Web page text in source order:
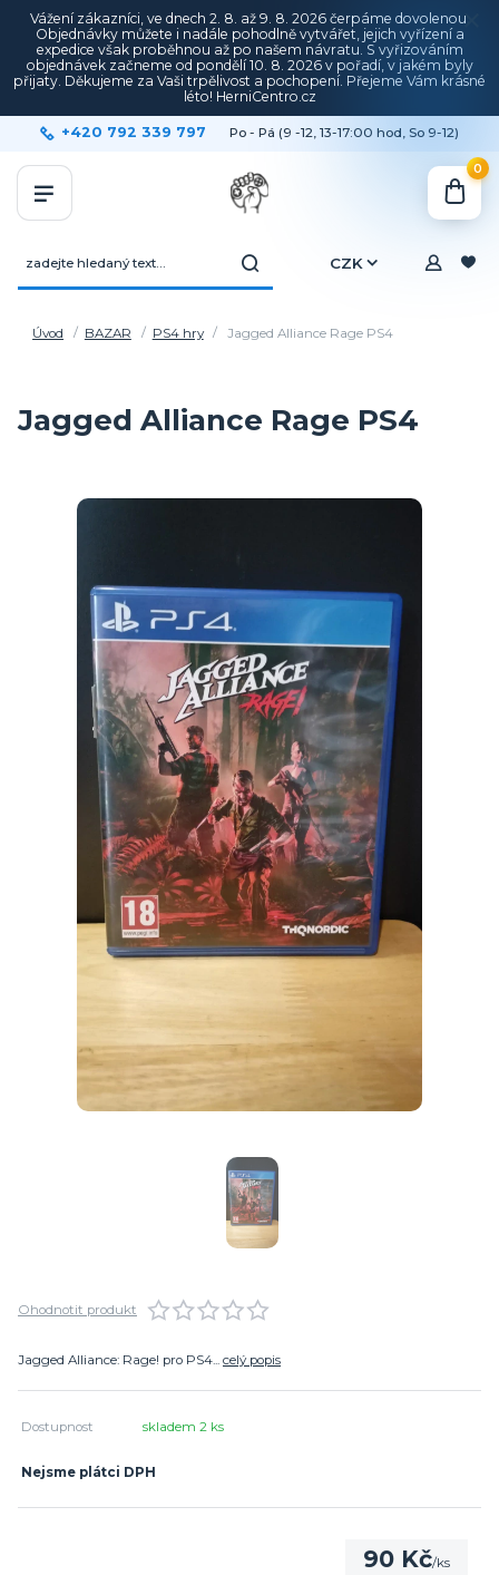
Vážení zákazníci, ve dnech 2. 8. až 9. 8. 2026 čerpáme dovolenou.
Objednávky můžete i nadále pohodlně vytvářet, jejich vyřízení a
expedice však proběhnou až po našem návratu. S vyřizováním
objednávek začneme od pondělí 10. 8. 2026 v pořadí, v jakém byly
přijaty. Děkujeme za Vaši trpělivost a pochopení. Přejeme Vám krásné
léto! HerniCentro.cz
CZK
+420 792 339 797 Po - Pá (9 -12, 13-17:00 hod, So 9-12)
0
Úvod BAZAR PS4 hry Jagged Alliance Rage PS4
Jagged Alliance Rage PS4
Ohodnotit produkt
Jagged Alliance: Rage! pro PS4... celý popis
Dostupnost skladem 2 ks
Nejsme plátci DPH
90 Kč/ks